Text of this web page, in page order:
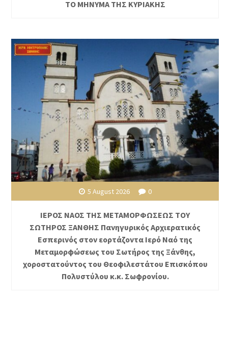
ΤΟ ΜΗΝΥΜΑ ΤΗΣ ΚΥΡΙΑΚΗΣ
5 August 2026 0
ΙΕΡΟΣ ΝΑΟΣ ΤΗΣ ΜΕΤΑΜΟΡΦΩΣΕΩΣ ΤΟΥ
ΣΩΤΗΡΟΣ ΞΑΝΘΗΣ Πανηγυρικός Αρχιερατικός
Εσπερινός στον εορτάζοντα Ιερό Ναό της
Μεταμορφώσεως του Σωτήρος της Ξάνθης,
χοροστατούντος του Θεοφιλεστάτου Επισκόπου
Πολυστύλου κ.κ. Σωφρονίου.